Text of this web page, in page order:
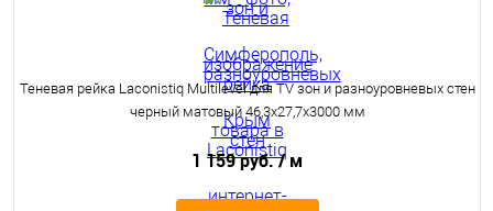
Теневая рейка Laconistiq Multilevel для TV зон и разноуровневых стен
черный матовый 46,3х27,7х3000 мм
1 159 руб./ м